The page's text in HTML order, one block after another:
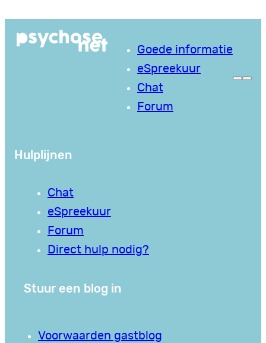
naar
Goede informatie
eSpreekuur
Chat
Forum
Hulplijnen
Chat
eSpreekuur
Forum
Direct hulp nodig?
Stuur een blog in
Voorwaarden gastblog